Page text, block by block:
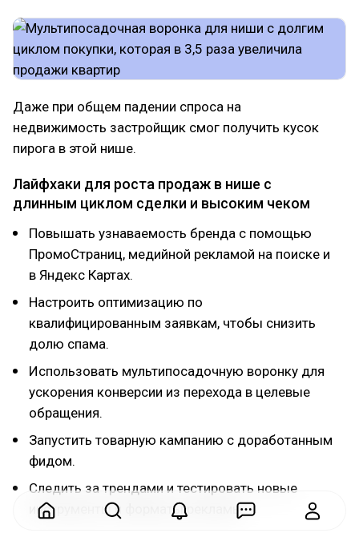
Даже при общем падении спроса на
недвижимость застройщик смог получить кусок
пирога в этой нише.
Лайфхаки для роста продаж в нише с
длинным циклом сделки и высоким чеком
Повышать узнаваемость бренда с помощью
ПромоСтраниц, медийной рекламой на поиске и
в Яндекс Картах.
Настроить оптимизацию по
квалифицированным заявкам, чтобы снизить
долю спама.
Использовать мультипосадочную воронку для
ускорения конверсии из перехода в целевые
обращения.
Запустить товарную кампанию с доработанным
фидом.
Следить за трендами и тестировать новые
инструменты и форматы рекламы.